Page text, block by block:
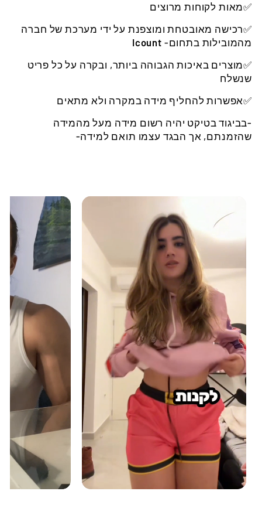
✅מאות לקוחות מרוצים
✅רכישה מאובטחת ומוצפנת על ידי מערכת של חברה
מהמובילות בתחום- Icount
✅מוצרים באיכות הגבוהה ביותר, ובקרה על כל פריט
שנשלח
✅אפשרות להחליף מידה במקרה ולא מתאים
-בביגוד בטיקט יהיה רשום מידה מעל מהמידה
שהזמנתם, אך הבגד עצמו תואם למידה-